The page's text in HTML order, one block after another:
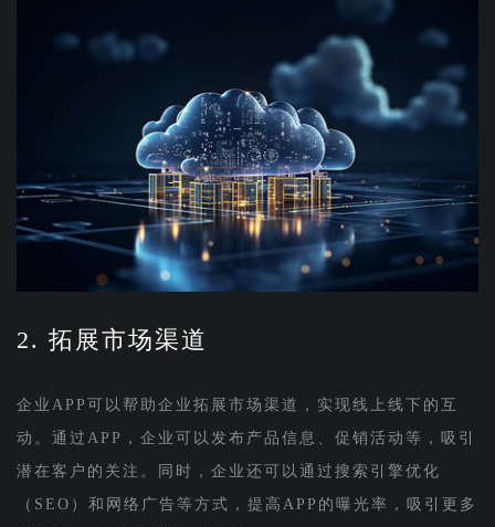
2. 拓展市场渠道
企业APP可以帮助企业拓展市场渠道，实现线上线下的互
动。通过APP，企业可以发布产品信息、促销活动等，吸引
潜在客户的关注。同时，企业还可以通过搜索引擎优化
（SEO）和网络广告等方式，提高APP的曝光率，吸引更多